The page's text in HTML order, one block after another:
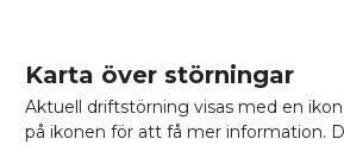
Karta över störningar
Aktuell driftstörning visas med en
på ikonen för att få mer information.